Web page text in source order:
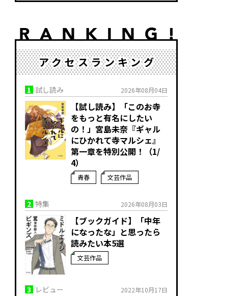
アクセスランキング
1 試し読み 2026年08月04日
【試し読み】「このお寺
をもっと有名にしたい
の！」宮島未奈『ギャル
にひかれて寺マルシェ』
第一章を特別公開！（1/
4）
青春 文芸作品
2 特集 2026年08月03日
【ブックガイド】「中年
になったな」と思ったら
読みたい本5選
文芸作品
3 レビュー 2022年10月17日